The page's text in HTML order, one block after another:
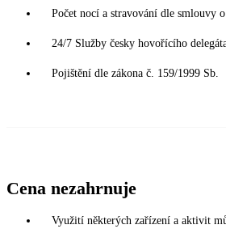
Počet nocí a stravování dle smlouvy o
24/7 Služby česky hovořícího
Pojištění dle zákona č. 159/1999 Sb.
Cena nezahrnuje
Využití některých zařízení a aktivit